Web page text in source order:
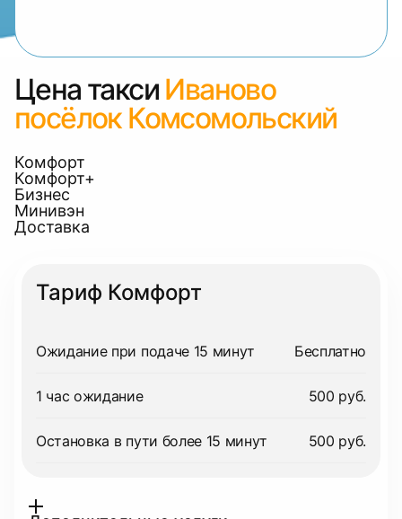
Цена такси Иваново
посёлок Комсомольский
Комфорт
Комфорт+
Бизнес
Минивэн
Доставка
Тариф Комфорт
Ожидание при подаче 15 минут Бесплатно
1 час ожидание 500 руб.
Остановка в пути более 15 минут 500 руб.